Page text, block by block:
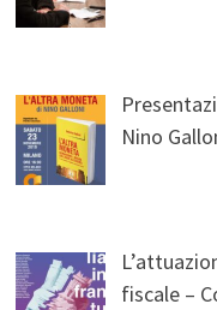
Nino
fiscale –